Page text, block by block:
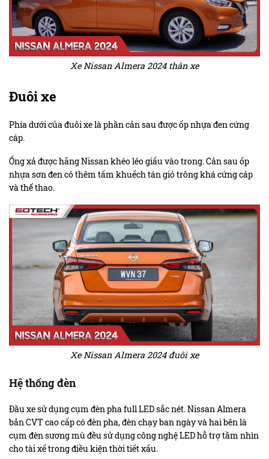
Xe Nissan Almera 2024 thân xe
Đuôi xe
Phía dưới của đuôi xe là phần cản sau được ốp nhựa đen cứng
cáp.
Ống xả được hãng Nissan khéo léo giấu vào trong. Cản sau ốp
nhựa sơn đen có thêm tấm khuếch tán gió trông khá cứng cáp
và thể thao.
Xe Nissan Almera 2024 đuôi xe
Hệ thống đèn
Đầu xe sử dụng cụm đèn pha full LED sắc nét. Nissan Almera
bản CVT cao cấp có đèn pha, đèn chạy ban ngày và hai bên là
cụm đèn sương mù đều sử dụng công nghệ LED hỗ trợ tầm nhìn
cho tài xế trong điều kiện thời tiết xấu.